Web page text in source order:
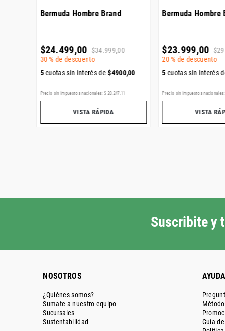
Bermuda Hombre Brand
$24.499,00 $34.999,00
30 % de descuento
5cuotas sin interés de$4900,00
Precio sin impuestos nacionales: $ 20 .247,11
VISTA RÁPIDA
Bermuda Hombre
$23.999,00 $29
20 % de descuento
5cuotas sin interés
Precio sin impuestos nacionales:
VISTA
Suscribite y
NOSOTROS
¿Quiénes somos?
Sumate a nuestro equipo
Sucursales
Sustentabilidad
AYUDA
Guía